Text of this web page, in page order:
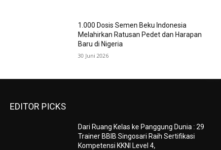
1.000 Dosis Semen Beku Indonesia
Melahirkan Ratusan Pedet dan Harapan
Baru di Nigeria
30 Juni 2026
EDITOR PICKS
Dari Ruang Kelas ke Panggung Dunia : 29
Trainer BBIB Singosari Raih Sertifikasi
Kompetensi KKNI Level 4,